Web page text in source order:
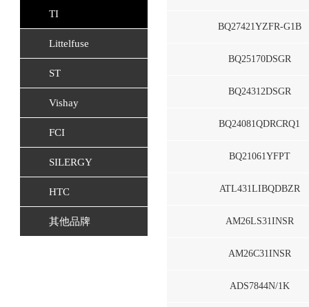
TI
Littelfuse
ST
Vishay
FCI
SILERGY
HTC
其他品牌
BQ27421YZFR-G1B
BQ25170DSGR
BQ24312DSGR
BQ24081QDRCRQ1
BQ21061YFPT
ATL431LIBQDBZR
AM26LS31INSR
AM26C31INSR
ADS7844N/1K